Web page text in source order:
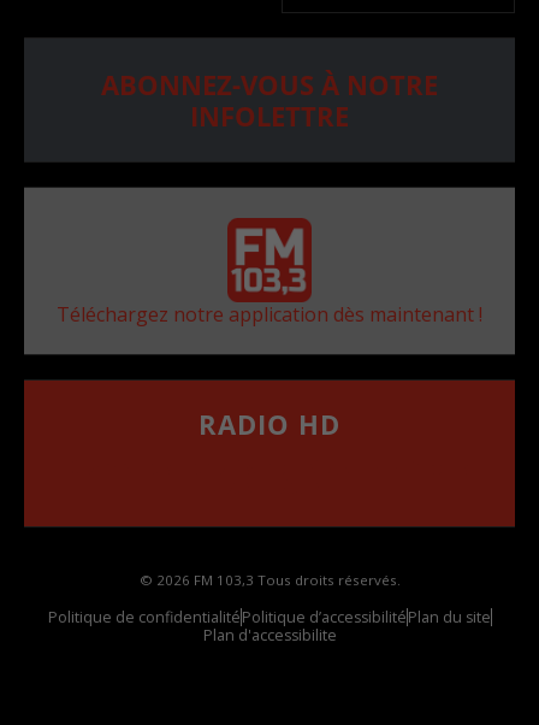
ABONNEZ-VOUS À NOTRE
INFOLETTRE
Téléchargez notre application dès maintenant !
RADIO HD
© 2026 FM 103,3 Tous droits réservés.
Politique de confidentialitéPolitique d’accessibilitéPlan du site
Plan d'accessibilite